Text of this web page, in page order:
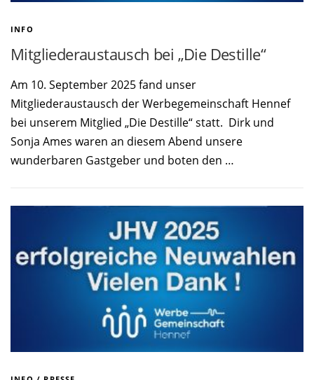
INFO
Mitgliederaustausch bei „Die Destille“
Am 10. September 2025 fand unser
Mitgliederaustausch der Werbegemeinschaft Hennef
bei unserem Mitglied „Die Destille“ statt. Dirk und
Sonja Ames waren an diesem Abend unsere
wunderbaren Gastgeber und boten den …